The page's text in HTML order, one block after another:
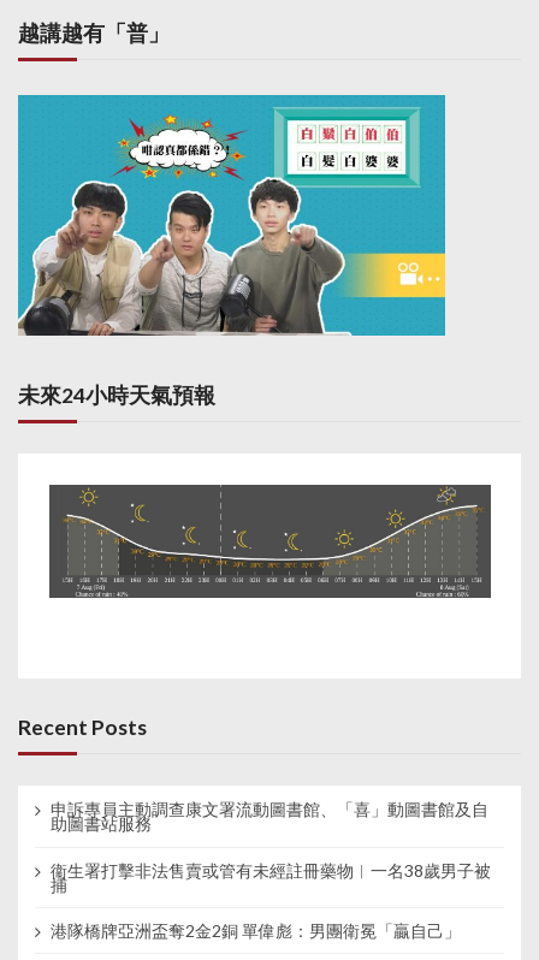
越講越有「普」
未來24小時天氣預報
Recent Posts
申訴專員主動調查康文署流動圖書館、「喜」動圖書館及自
助圖書站服務
衞生署打擊非法售賣或管有未經註冊藥物︱一名38歲男子被
捕
港隊橋牌亞洲盃奪2金2銅 單偉彪：男團衛冕「贏自己」